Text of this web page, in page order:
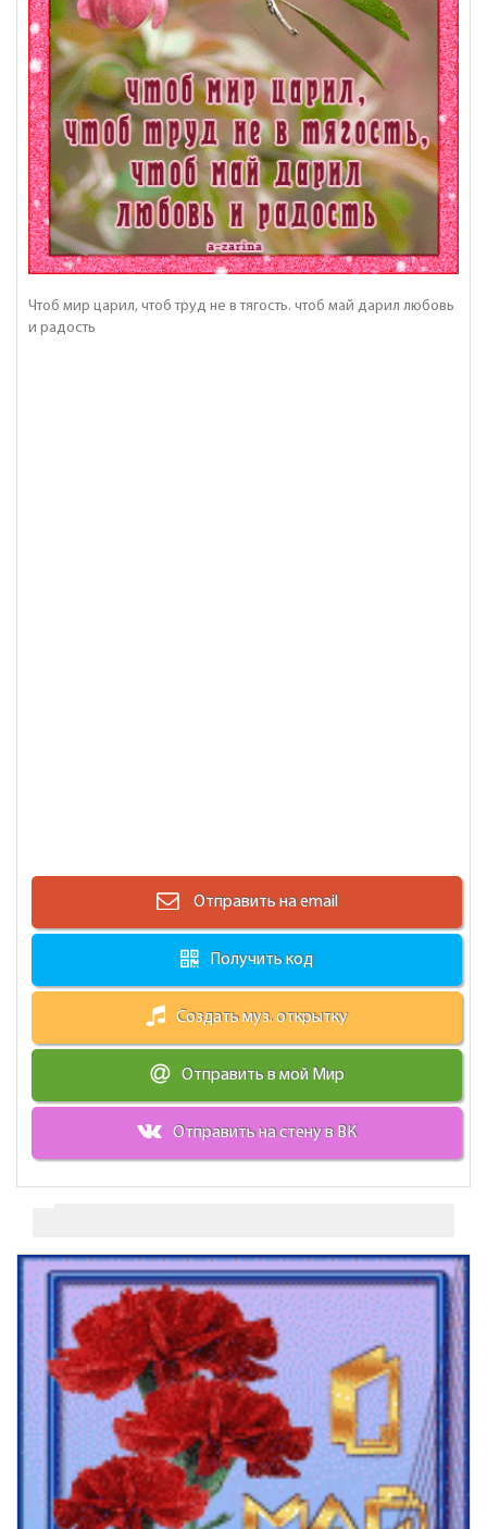
Чтоб мир царил, чтоб труд не в тягость. чтоб май дарил любовь
и радость
Отправить на email
Получить код
Создать муз. открытку
Отправить в мой Мир
Отправить на стену в ВК